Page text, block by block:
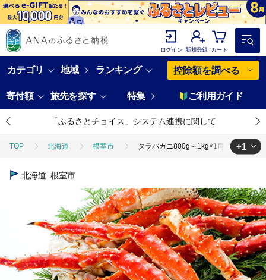
ログイン 新規登録 カート
カテゴリ 地域 ランキング 控除額を調べる
寄付額 旅先を探す 特集 ご利用ガイド
「ふるさとチョイス」システム連携に関して
TOP 北海道 根室市 タラバガニ800g～1kg×1肩 C-38018
TOP
+1
北海道 根室市